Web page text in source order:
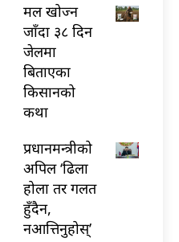
मल खोज्न
जाँदा ३८ दिन
जेलमा
बिताएका
किसानको
कथा
प्रधानमन्त्रीको
अपिल ‘ढिला
होला तर गलत
हुँदैन,
नआत्तिनुहोस्’